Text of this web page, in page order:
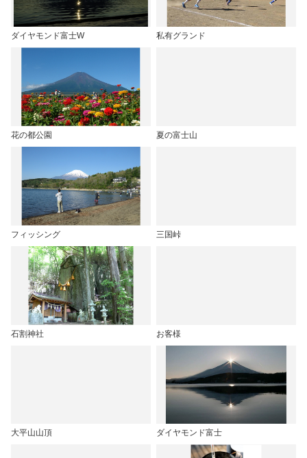
ダイヤモンド富士W 私有グランド
花の都公園 夏の富士山
フィッシング 三国峠
石割神社 お客様
大平山山頂 ダイヤモンド富士